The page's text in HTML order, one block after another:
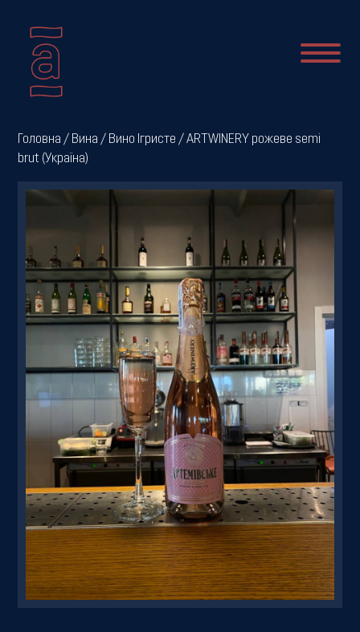
Про
нас
Новини
Меню
Галерея
Резервація
Головна / Вина / Вино Ігристе / ARTWINERY рожеве semi
brut (Україна)